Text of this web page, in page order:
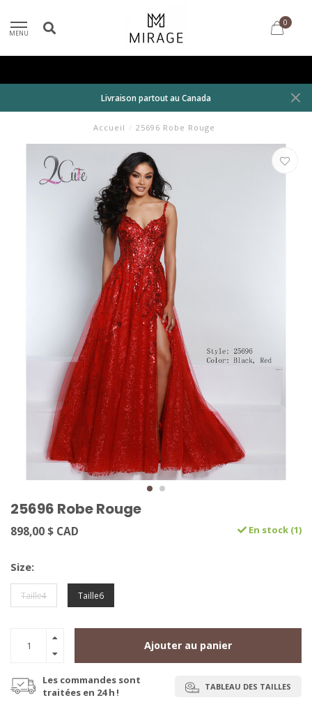
MENU
0
Livraison partout au Canada
Accueil / 25696 Robe Rouge
25696 Robe Rouge
898,00 $ CAD En stock (1)
Size:
Taille4 Taille6
Ajouter au panier
Les commandes sont
traitées en 24 h !
TABLEAU DES TAILLES